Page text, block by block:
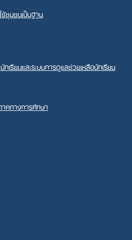
ชุมชนเป็นฐาน
เรียนและระบบการดูแลช่วยเหลือนักเรียน
คทางการศึกษา